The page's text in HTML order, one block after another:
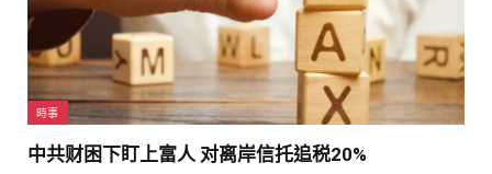
時事
中共财困下盯上富人 对离岸信托追税20%